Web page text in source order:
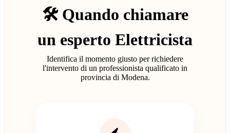
🛠️ Quando chiamare
un esperto Elettricista
Identifica il momento giusto per richiedere
l'intervento di un professionista qualificato in
provincia di Modena.